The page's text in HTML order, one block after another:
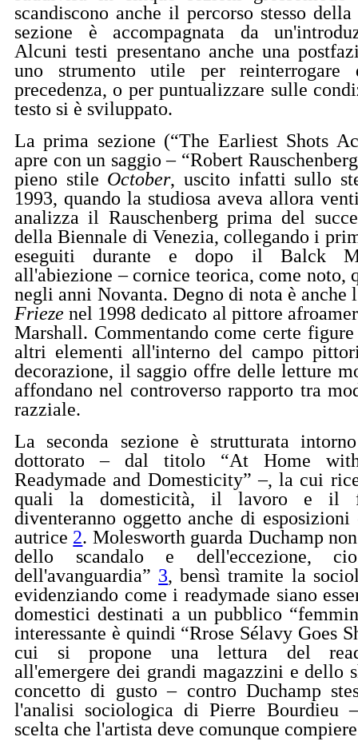
scandiscono anche il percorso stesso
sezione è accompagnata da
Alcuni testi presentano anche una
uno strumento utile per reinterrogare
precedenza, o per puntualizzare sulle
testo si è sviluppato.
La prima sezione (“The Earliest Shots
apre con un saggio – “Robert
pieno stile October, uscito infatti sullo
1993, quando la studiosa aveva allora
analizza il Rauschenberg prima del
della Biennale di Venezia, collegando i
eseguiti durante e dopo il Balck
all'abiezione – cornice teorica, come noto,
negli anni Novanta. Degno di nota è anche
Frieze nel 1998 dedicato al pittore
Marshall. Commentando come certe
altri elementi all'interno del campo
decorazione, il saggio offre delle letture
affondano nel controverso rapporto tra
razziale.
La seconda sezione è strutturata
dottorato – dal titolo “At Home
Readymade and Domesticity” –, la cui
quali la domesticità, il lavoro e il
diventeranno oggetto anche di esposizioni
autrice 2. Molesworth guarda Duchamp
dello scandalo e dell'eccezione,
dell'avanguardia” 3, bensì tramite la
evidenziando come i readymade siano
domestici destinati a un pubblico
interessante è quindi “Rrose Sélavy Goes
cui si propone una lettura del
all'emergere dei grandi magazzini e dello
concetto di gusto – contro Duchamp
l'analisi sociologica di Pierre Bourdieu
scelta che l'artista deve comunque